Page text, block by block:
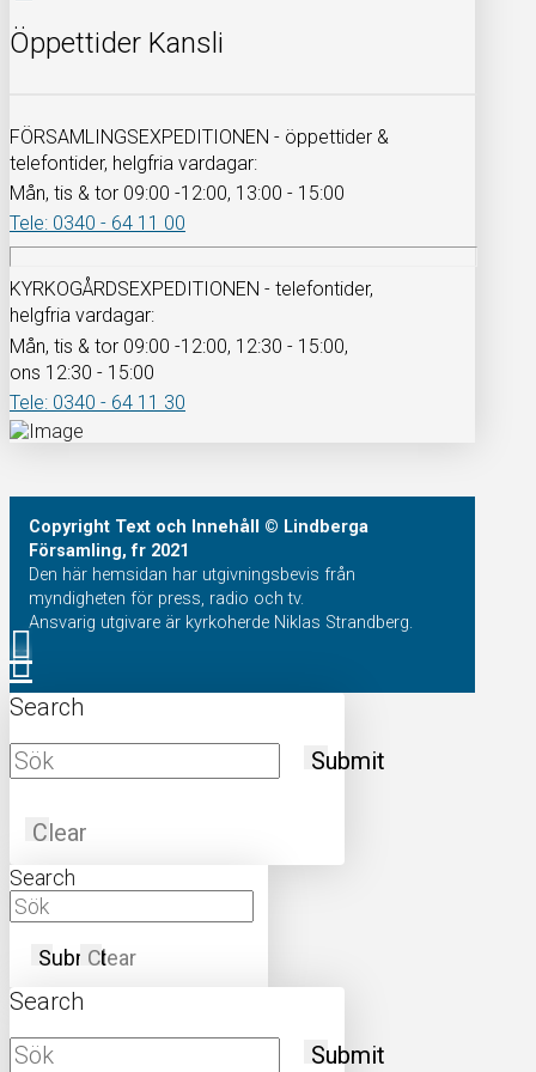
Öppettider Kansli
FÖRSAMLINGSEXPEDITIONEN - öppettider &
telefontider, helgfria vardagar:
Mån, tis & tor 09:00 -12:00, 13:00 - 15:00
Tele: 0340 - 64 11 00
KYRKOGÅRDSEXPEDITIONEN - telefontider,
helgfria vardagar:
Mån, tis & tor 09:00 -12:00, 12:30 - 15:00,
ons 12:30 - 15:00
Tele: 0340 - 64 11 30
Copyright Text och Innehåll
© Lindberga
Församling, fr 2021
Den här hemsidan har utgivningsbevis från
myndigheten för press, radio och tv.
Ansvarig utgivare är kyrkoherde Niklas Strandberg.
Search
Submit
Clear
Search
SubmitClear
Search
Submit